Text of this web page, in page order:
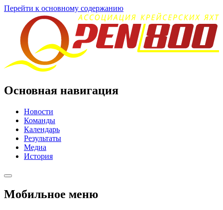
Перейти к основному содержанию
Основная навигация
Новости
Команды
Календарь
Результаты
Медиа
История
Мобильное меню